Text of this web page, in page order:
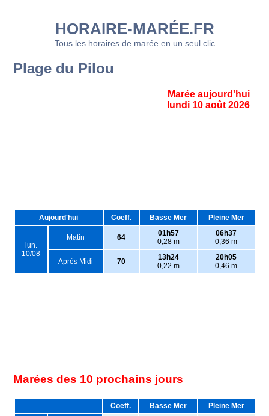
HORAIRE-MARÉE.FR
Tous les horaires de marée en un seul clic
Plage du Pilou
Marée aujourd'hui
lundi 10 août 2026
Aujourd'hui Coeff. Basse Mer Pleine Mer
lun.
10/08
Matin 64
01h57
0,28 m
06h37
0,36 m
Après Midi 70
13h24
0,22 m
20h05
0,46 m
Marées des 10 prochains jours
Coeff. Basse Mer Pleine Mer